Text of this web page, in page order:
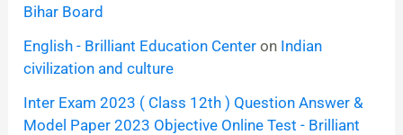
Bihar Board
English - Brilliant Education Center on Indian
civilization and culture
Inter Exam 2023 ( Class 12th ) Question Answer &
Model Paper 2023 Objective Online Test - Brilliant